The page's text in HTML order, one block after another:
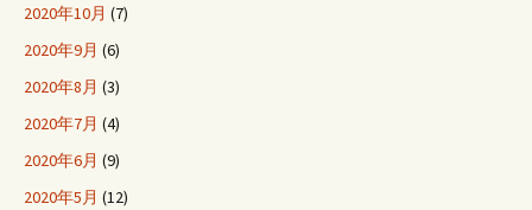
2020年10月 (7)
2020年9月 (6)
2020年8月 (3)
2020年7月 (4)
2020年6月 (9)
2020年5月 (12)